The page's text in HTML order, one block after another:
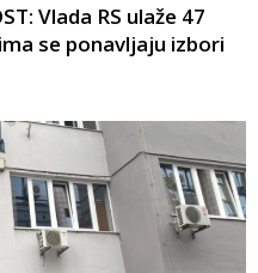
Vlada RS ulaže 47
se ponavljaju izbori